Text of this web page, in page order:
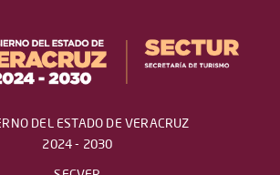
DEL ESTADO DE VERACRUZ
2024 - 2030